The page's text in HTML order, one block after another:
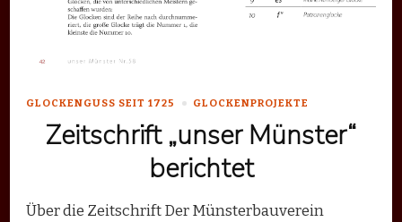
GLOCKENGUSS SEIT 1725 GLOCKENPROJEKTE
Zeitschrift „unser Münster“
berichtet
Über die Zeitschrift Der Münsterbauverein